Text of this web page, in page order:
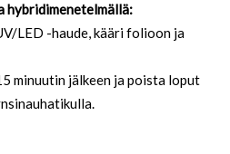
hybridimenetelmällä:
LED -haude, kääri folioon ja
minuutin jälkeen ja poista loput